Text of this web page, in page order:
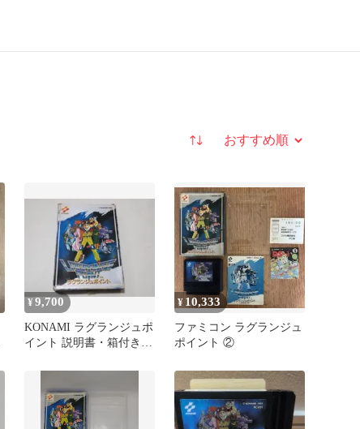
並び替え
¥9,700
KONAMI ラグランジュポ
イント 説明書・箱付き
¥ 10,333
ファミコン ラグランジュ
ポイント ②